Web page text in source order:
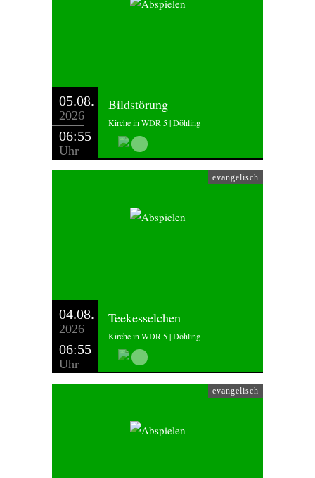
05.08.
2026
06:55
Uhr
Bildstörung
Kirche in WDR 5 | Döhling
evangelisch
04.08.
2026
06:55
Uhr
Teekesselchen
Kirche in WDR 5 | Döhling
evangelisch